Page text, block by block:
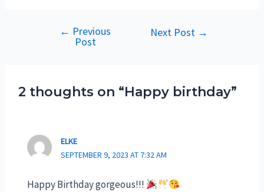
navigation
← Previous
Post
Next Post →
2 thoughts on “Happy birthday”
ELKE
SEPTEMBER 9, 2023 AT 7:32 AM
Happy Birthday gorgeous!!!